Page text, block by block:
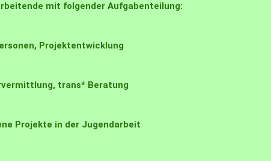
mit folgender Aufgabenteilung:
Projektentwicklung
trans* Beratung
Projekte in der Jugendarbeit